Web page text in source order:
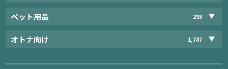
ペット用品 293
オトナ向け 1,787